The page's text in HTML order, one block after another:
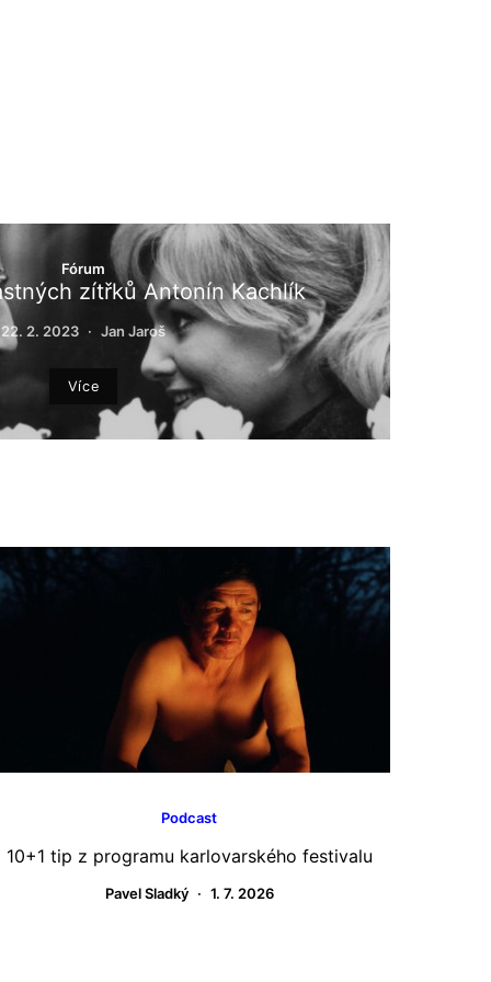
Fórum
zítřků Antonín Kachlík
22. 2. 2023 Jan Jaroš
Více
Podcast
10+1 tip z programu karlovarského festivalu
Pavel Sladký 1. 7. 2026